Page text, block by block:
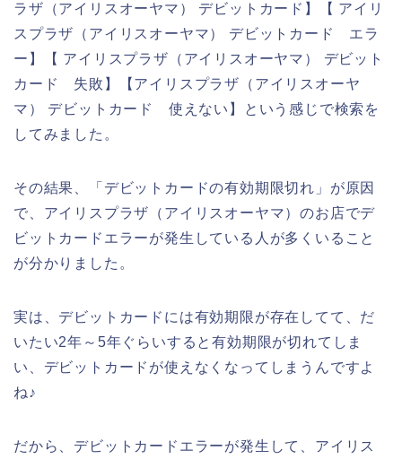
ラザ（アイリスオーヤマ） デビットカード】【 アイリ
スプラザ（アイリスオーヤマ） デビットカード エラ
ー】【 アイリスプラザ（アイリスオーヤマ） デビット
カード 失敗】【アイリスプラザ（アイリスオーヤ
マ） デビットカード 使えない】という感じで検索を
してみました。
その結果、「デビットカードの有効期限切れ」が原因
で、アイリスプラザ（アイリスオーヤマ）のお店でデ
ビットカードエラーが発生している人が多くいること
が分かりました。
実は、デビットカードには有効期限が存在してて、だ
いたい2年～5年ぐらいすると有効期限が切れてしま
い、デビットカードが使えなくなってしまうんですよ
ね♪
だから、デビットカードエラーが発生して、アイリス